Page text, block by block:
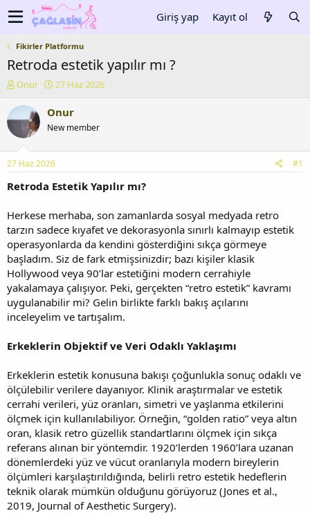
Giriş yap Kayıt ol
Fikirler Platformu
Retroda estetik yapılır mı ?
K
n
u
y
b
a
ş
t
a
n
Onur
B
ş
a
ç
r
i
h
27 Haz 2026
Onur
New member
27 Haz 2026 #1
Retroda Estetik Yapılır mı?
Herkese merhaba, son zamanlarda sosyal medyada retro
tarzın sadece kıyafet ve dekorasyonla sınırlı kalmayıp estetik
operasyonlarda da kendini gösterdiğini sıkça görmeye
başladım. Siz de fark etmişsinizdir; bazı kişiler klasik
Hollywood veya 90’lar estetiğini modern cerrahiyle
yakalamaya çalışıyor. Peki, gerçekten “retro estetik” kavramı
uygulanabilir mi? Gelin birlikte farklı bakış açılarını
inceleyelim ve tartışalım.
Erkeklerin Objektif ve Veri Odaklı Yaklaşımı
Erkeklerin estetik konusuna bakışı çoğunlukla sonuç odaklı ve
ölçülebilir verilere dayanıyor. Klinik araştırmalar ve estetik
cerrahi verileri, yüz oranları, simetri ve yaşlanma etkilerini
ölçmek için kullanılabiliyor. Örneğin, “golden ratio” veya altın
oran, klasik retro güzellik standartlarını ölçmek için sıkça
referans alınan bir yöntemdir. 1920’lerden 1960’lara uzanan
dönemlerdeki yüz ve vücut oranlarıyla modern bireylerin
ölçümleri karşılaştırıldığında, belirli retro estetik hedeflerin
teknik olarak mümkün olduğunu görüyoruz (Jones et al.,
2019, Journal of Aesthetic Surgery).